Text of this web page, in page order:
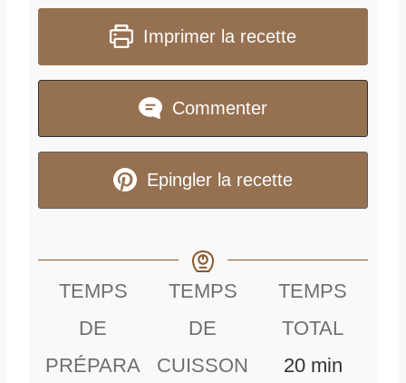
Imprimer la recette
Commenter
Epingler la recette
TEMPS
DE
PRÉPARA
TEMPS
DE
CUISSON
TEMPS
TOTAL
20mmin